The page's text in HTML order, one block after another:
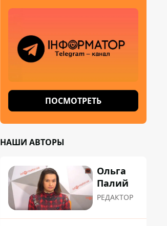
ПОСМОТРЕТЬ
НАШИ АВТОРЫ
Ольга
Палий
РЕДАКТОР